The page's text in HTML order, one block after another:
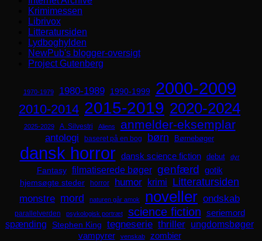
Krimimessen
Librivox
Litteratursiden
Lydboghylden
NewPub's blogger-oversigt
Project Gutenberg
1970-1979 1980-1989 1990-1999 2000-2009
2010-2014 2015-2019 2020-2024
2025-2029 A. Silvestri Aliens anmelder-eksemplar
antologi baseret på en bog børn Børnebøger
dansk horror dansk science fiction debut dyr
Fantasy filmatiserede bøger genfærd
gotik
hjemsøgte steder
horror humor krimi Litteratursiden
monstre mord naturen går amok noveller ondskab
parallelverden psykologisk portræt science fiction seriemord
spænding Stephen King tegneserie thriller ungdomsbøger
vampyrer venskab
zombier